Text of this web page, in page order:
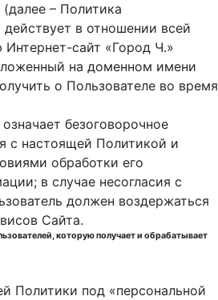
– Политика
в отношении всей
сайт «Город Ч.»
на доменном имени
о Пользователе во время
безоговорочное
с настоящей Политикой и
обработки его
в случае несогласия с
должен воздержаться
Сайта.
которую получает и обрабатывает
Политики под «персональной